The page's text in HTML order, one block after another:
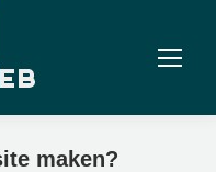
maken?